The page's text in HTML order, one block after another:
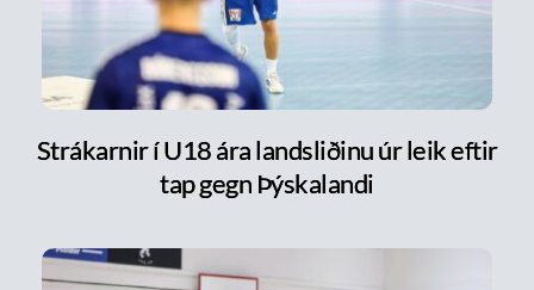
Strákarnir í U18 ára landsliðinu úr leik eftir
tap gegn Þýskalandi